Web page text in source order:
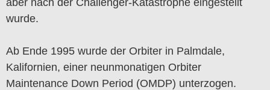
aber nach der Challenger-Katastrophe eingestellt
wurde.
Ab Ende 1995 wurde der Orbiter in Palmdale,
Kalifornien, einer neunmonatigen Orbiter
Maintenance Down Period (OMDP) ​​unterzogen.